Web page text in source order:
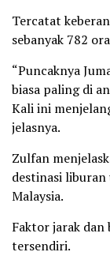
Tercatat
sebanyak 782
“Puncaknya
biasa paling di
Kali ini
jelasnya.
Zulfan
destinasi liburan
Malaysia.
Faktor jarak
tersendiri.